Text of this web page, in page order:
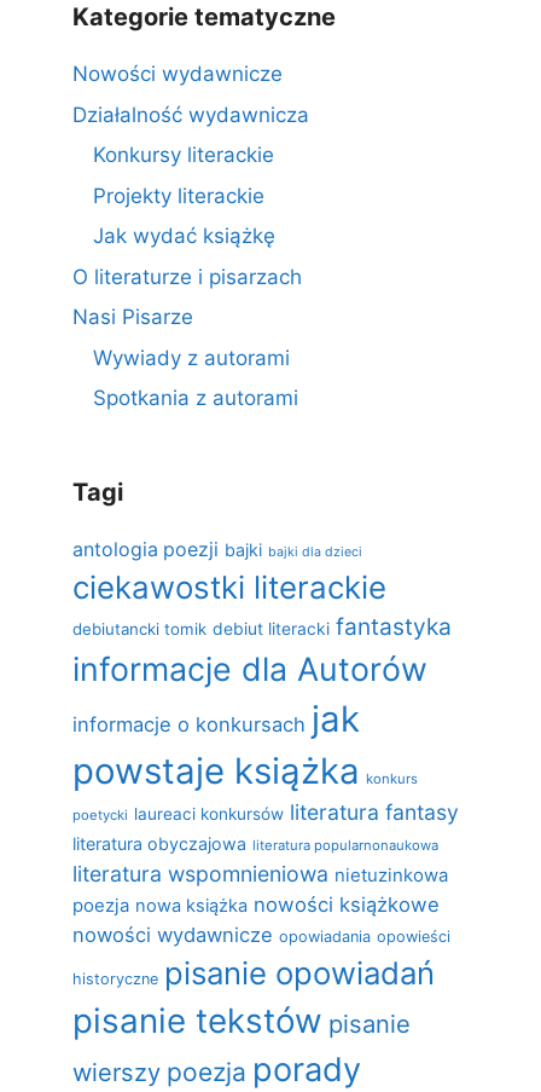
Kategorie tematyczne
Nowości wydawnicze
Działalność wydawnicza
Konkursy literackie
Projekty literackie
Jak wydać książkę
O literaturze i pisarzach
Nasi Pisarze
Wywiady z autorami
Spotkania z autorami
Tagi
antologia poezji bajki bajki dla dzieci
ciekawostki literackie
debiutancki tomik debiut literacki fantastyka
informacje dla Autorów
informacje o konkursach jak
powstaje książka konkurs
poetycki laureaci konkursów literatura fantasy
literatura obyczajowa literatura popularnonaukowa
literatura wspomnieniowa nietuzinkowa
poezja nowa książka nowości książkowe
nowości wydawnicze opowiadania opowieści
historyczne pisanie opowiadań
pisanie tekstów pisanie
wierszy poezja porady